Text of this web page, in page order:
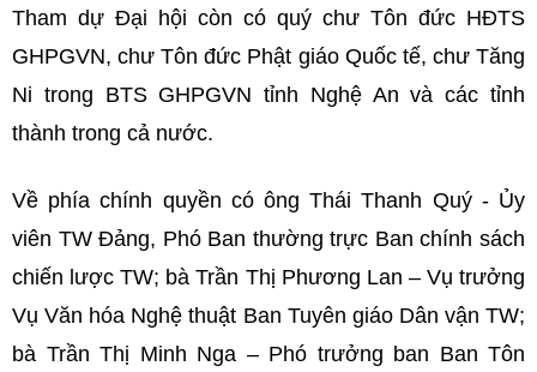
Tham dự Đại hội còn có quý chư Tôn đức HĐTS
GHPGVN, chư Tôn đức Phật giáo Quốc tế, chư Tăng
Ni trong BTS GHPGVN tỉnh Nghệ An và các tỉnh
thành trong cả nước.
Về phía chính quyền có ông Thái Thanh Quý - Ủy
viên TW Đảng, Phó Ban thường trực Ban chính sách
chiến lược TW; bà Trần Thị Phương Lan – Vụ trưởng
Vụ Văn hóa Nghệ thuật Ban Tuyên giáo Dân vận TW;
bà Trần Thị Minh Nga – Phó trưởng ban Ban Tôn